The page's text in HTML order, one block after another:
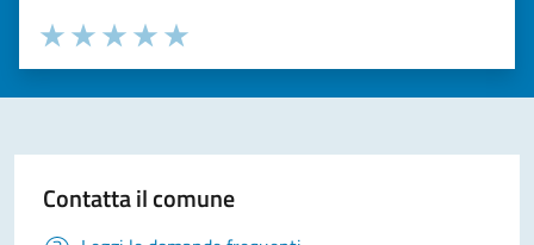
Valuta la chiarezza delle informazioni (da 1 a 5 stelle)
Seleziona il numero di stelle per valutare la chiarezza delle
Valuta 5 stelle su 5
Valuta 4 stelle su 5
Valuta 3 stelle su 5
Valuta 2 stelle su 5
Valuta 1 stelle su 5
Contatta il comune